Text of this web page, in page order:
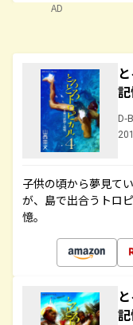
AD
D-
子供の頃から夢見て
が、島で出合うトロ
憶。